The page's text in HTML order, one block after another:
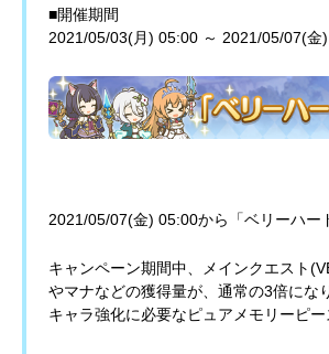
■開催期間
2021/05/03(月) 05:00 ～ 2021/05/07(金
2021/05/07(金) 05:00から「ベリーハー
キャンペーン期間中、メインクエスト
やマナなどの獲得量が、通常の3倍にな
キャラ強化に必要なピュアメモリーピ